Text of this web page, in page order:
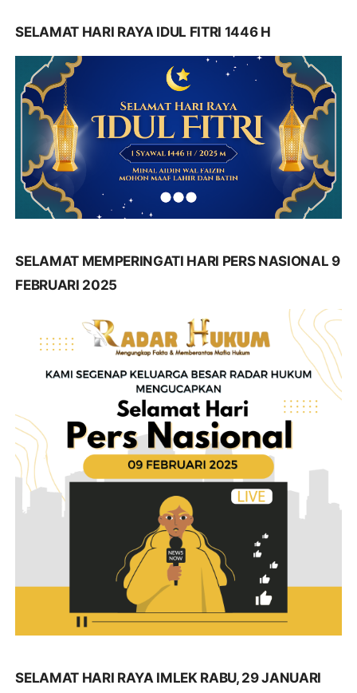
SELAMAT HARI RAYA IDUL FITRI 1446 H
SELAMAT MEMPERINGATI HARI PERS NASIONAL 9
FEBRUARI 2025
SELAMAT HARI RAYA IMLEK RABU, 29 JANUARI